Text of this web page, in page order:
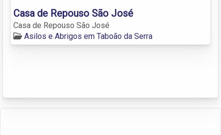
Casa de Repouso São José
Casa de Repouso São José
Asilos e Abrigos em Taboão da Serra